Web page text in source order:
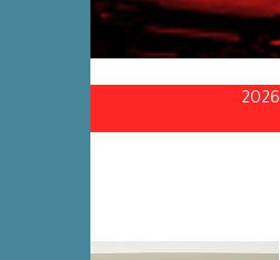
2026